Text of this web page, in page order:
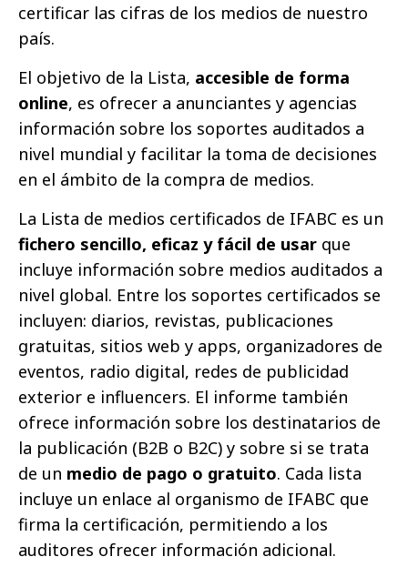
certificar las cifras de los medios de nuestro
país.
El objetivo de la Lista, accesible de forma
online, es ofrecer a anunciantes y agencias
información sobre los soportes auditados a
nivel mundial y facilitar la toma de decisiones
en el ámbito de la compra de medios.
La Lista de medios certificados de IFABC es un
fichero sencillo, eficaz y fácil de usar que
incluye información sobre medios auditados a
nivel global. Entre los soportes certificados se
incluyen: diarios, revistas, publicaciones
gratuitas, sitios web y apps, organizadores de
eventos, radio digital, redes de publicidad
exterior e influencers. El informe también
ofrece información sobre los destinatarios de
la publicación (B2B o B2C) y sobre si se trata
de un medio de pago o gratuito. Cada lista
incluye un enlace al organismo de IFABC que
firma la certificación, permitiendo a los
auditores ofrecer información adicional.